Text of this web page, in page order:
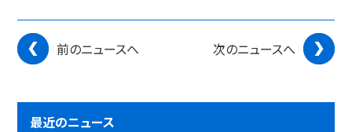
前のニュースへ 次のニュースへ
最近のニュース